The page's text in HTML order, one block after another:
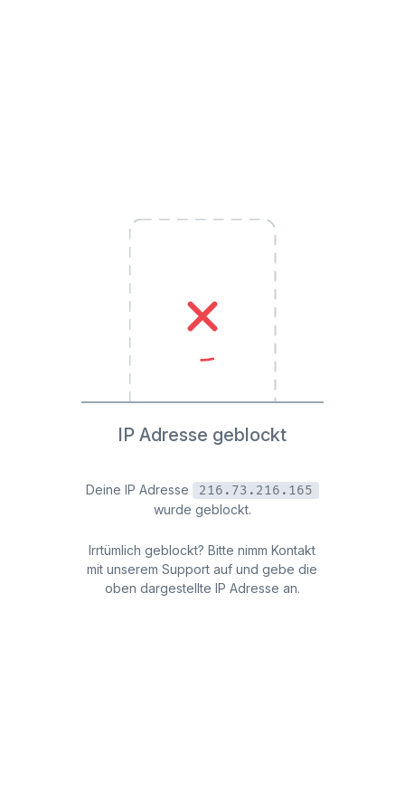
IP Adresse geblockt
Deine IP Adresse
216.73.216.165
wurde geblockt.
Irrtümlich geblockt? Bitte nimm Kontakt
mit unserem Support auf und gebe die
oben dargestellte IP Adresse an.